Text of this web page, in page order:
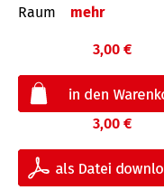
Raum
mehr
3,00 €
3,00 €